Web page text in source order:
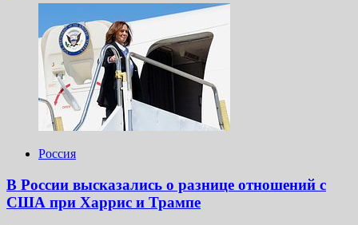
Россия
В России высказались о разнице отношений с
США при Харрис и Трампе